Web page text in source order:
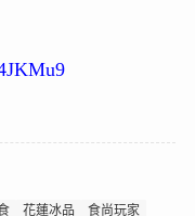
花蓮冰品 食尚玩家